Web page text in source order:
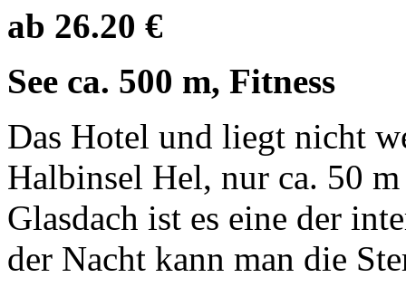
ab 26.20 €
See ca. 500 m, Fitness
Das Hotel und liegt nicht
Halbinsel Hel, nur ca. 50
Glasdach ist es eine der
der Nacht kann man die